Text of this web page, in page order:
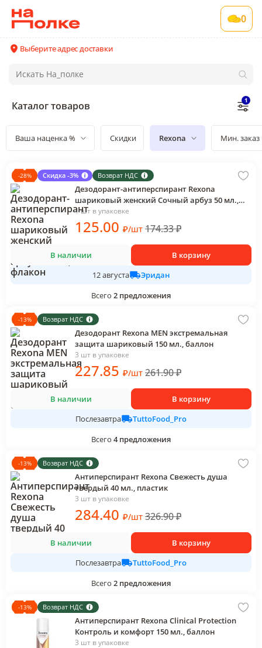
0
Выберите адрес доставки
Каталог товаров 1
Ваша наценка % Скидки Rexona Мин. заказ
-28% Скидка -3% Возврат НДС
Дезодорант-антиперспирант Rexona
шариковый женский Сочный арбуз 50 мл.,
флакон
1 шт в упаковке
125.00 ₽/шт 174.33₽
В наличии
В корзину
12 августа
Эридан
Всего 2 предложения
-13% Возврат НДС
Дезодорант Rexona MEN экстремальная
защита шариковый 150 мл., баллон
3 шт в упаковке
227.85 ₽/шт 261.90₽
В наличии
В корзину
Послезавтра
TuttoFood_Pro
Всего 4 предложения
-13% Возврат НДС
Антиперспирант Rexona Свежесть душа
твердый 40 мл., пластик
3 шт в упаковке
284.40 ₽/шт 326.90₽
В наличии
В корзину
Послезавтра
TuttoFood_Pro
Всего 2 предложения
-13% Возврат НДС
Антиперспирант Rexona Clinical Protection
Контроль и комфорт 150 мл., баллон
3 шт в упаковке